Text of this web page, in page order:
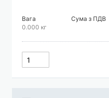
Вага
0.000 кг
Сума з ПДВ